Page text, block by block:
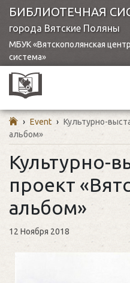
БИБЛИОТЕЧНАЯ
города Вятские Поляны
МБУК «Вятскополянская
система»
› Event › Культурно-
альбом»
Культурно-
проект
альбом»
12 Ноября 2018